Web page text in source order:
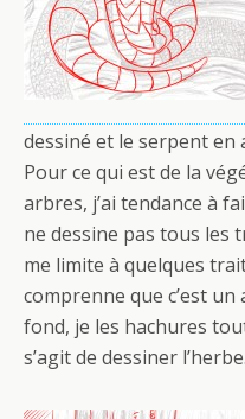
dessiné et le serpent
Pour ce qui est de la
arbres, j’ai tendance à
ne dessine pas tous les
me limite à quelques
comprenne que c’est
fond, je les hachures
s’agit de dessiner l’herbe.